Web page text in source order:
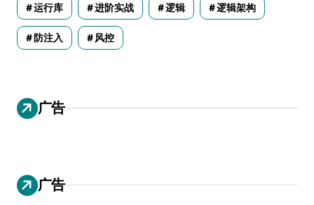
运行库 进阶实战 逻辑 逻辑架构
防注入 风控
广告
广告